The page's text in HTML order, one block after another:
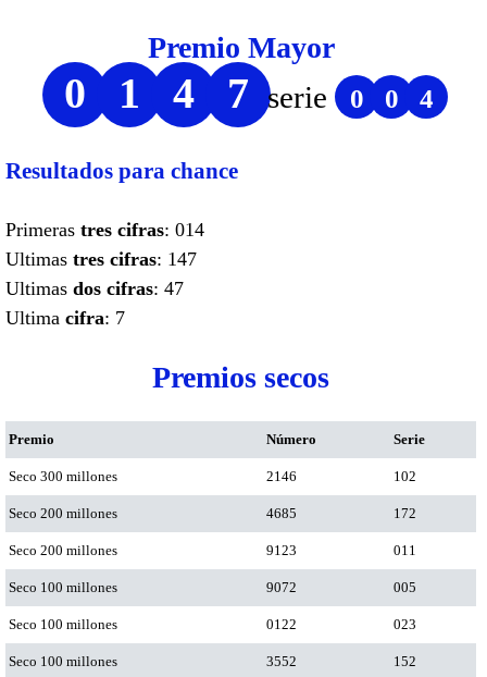
Premio Mayor
0 1 4 7 serie 0 0 4
Resultados para chance
Primeras tres cifras: 014
Ultimas tres cifras: 147
Ultimas dos cifras: 47
Ultima cifra: 7
Premios secos
Premio Número Serie
Seco 300 millones 2146 102
Seco 200 millones 4685 172
Seco 200 millones 9123 011
Seco 100 millones 9072 005
Seco 100 millones 0122 023
Seco 100 millones 3552 152